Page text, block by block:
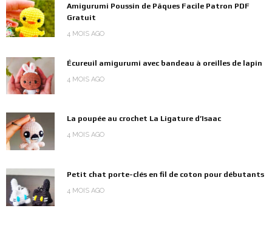
Amigurumi Poussin de Pâques Facile Patron PDF
Gratuit
4 MOIS AGO
Écureuil amigurumi avec bandeau à oreilles de lapin
4 MOIS AGO
La poupée au crochet La Ligature d’Isaac
4 MOIS AGO
Petit chat porte-clés en fil de coton pour débutants
4 MOIS AGO